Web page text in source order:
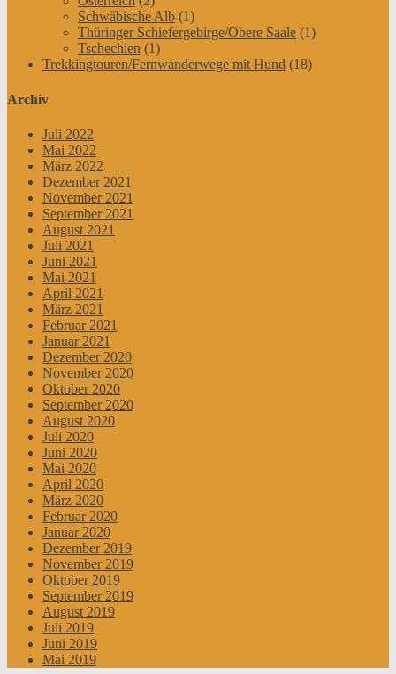
Schwäbische Alb (1)
Thüringer Schiefergebirge/Obere Saale (1)
Tschechien (1)
Trekkingtouren/Fernwanderwege mit Hund (18)
Archiv
Juli 2022
Mai 2022
März 2022
Dezember 2021
November 2021
September 2021
August 2021
Juli 2021
Juni 2021
Mai 2021
April 2021
März 2021
Februar 2021
Januar 2021
Dezember 2020
November 2020
Oktober 2020
September 2020
August 2020
Juli 2020
Juni 2020
Mai 2020
April 2020
März 2020
Februar 2020
Januar 2020
Dezember 2019
November 2019
Oktober 2019
September 2019
August 2019
Juli 2019
Juni 2019
Mai 2019